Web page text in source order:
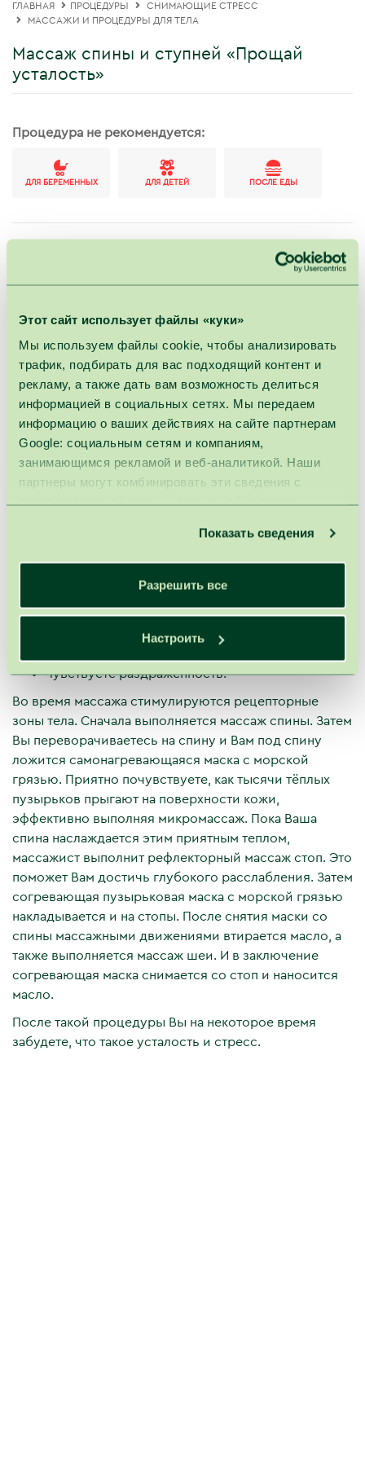
Этот сайт использует файлы «куки»
Мы используем файлы cookie, чтобы анализировать
трафик, подбирать для вас подходящий контент и
рекламу, а также дать вам возможность делиться
информацией в социальных сетях. Мы передаем
информацию о ваших действиях на сайте партнерам
Google: социальным сетям и компаниям,
занимающимся рекламой и веб-аналитикой. Наши
партнеры могут комбинировать эти сведения с
предоставленной вами информацией, а также
Показать сведения
Разрешить все
Настроить
ГЛАВНАЯ ПРОЦЕДУРЫ
СНИМАЮЩИЕ СТРЕСС
МАССАЖИ И ПРОЦЕДУРЫ ДЛЯ ТЕЛА
Массаж спины и ступней «Прощай
усталость»
Процедура не рекомендуется:
ДЛЯ БЕРЕМЕННЫХ ДЛЯ ДЕТЕЙ ПОСЛЕ ЕДЫ
регулярный сон не может освободить нас от
хронической усталости и стресса. Вы можете себе
помочь, своё самочувствие доверив специалисту
массажа. Массаж спины и ступней «Прощай
усталость» и саморазогревающейся маской с
морской грязью действительно вернёт Вам силы и
настроение.
От всего сердца рекомендуем эту процедуру, если
Вы:
Чувствуете физический и душевный дисбаланс;
Не можете избавиться от негативных эмоций и
Чувствуете раздраженность.
Во время массажа стимулируются рецепторные
зоны тела. Сначала выполняется массаж спины. Затем
Вы переворачиваетесь на спину и Вам под спину
ложится самонагревающаяся маска с морской
грязью. Приятно почувствуете, как тысячи тёплых
пузырьков прыгают на поверхности кожи,
эффективно выполняя микромассаж. Пока Ваша
спина наслаждается этим приятным теплом,
массажист выполнит рефлекторный массаж стоп. Это
поможет Вам достичь глубокого расслабления. Затем
согревающая пузырьковая маска с морской грязью
накладывается и на стопы. После снятия маски со
спины массажными движениями втирается масло, а
также выполняется массаж шеи. И в заключение
согревающая маска снимается со стоп и наносится
масло.
После такой процедуры Вы на некоторое время
забудете, что такое усталость и стресс.